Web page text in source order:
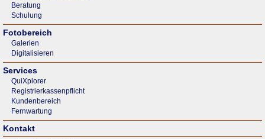
Beratung
Schulung
Fotobereich
Galerien
Digitalisieren
Services
QuiXplorer
Registrierkassenpflicht
Kundenbereich
Fernwartung
Kontakt